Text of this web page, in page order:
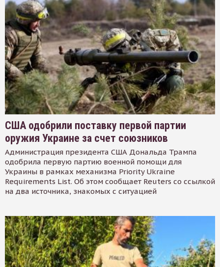
США одобрили поставку первой партии
оружия Украине за счет союзников
Администрация президента США Дональда Трампа
одобрила первую партию военной помощи для
Украины в рамках механизма Priority Ukraine
Requirements List. Об этом сообщает Reuters со ссылкой
на два источника, знакомых с ситуацией